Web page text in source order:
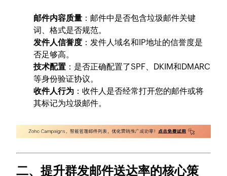
邮件内容质量 ：邮件中是否包含垃圾邮件关键
词、格式是否规范。
发件人信誉度 ：发件人域名和IP地址的信誉度是
否足够高。
技术配置 ：是否正确配置了SPF、DKIM和DMARC
等身份验证协议。
收件人行为 ：收件人是否经常打开您的邮件或将
其标记为垃圾邮件。
二、提升群发邮件送达率的核心策